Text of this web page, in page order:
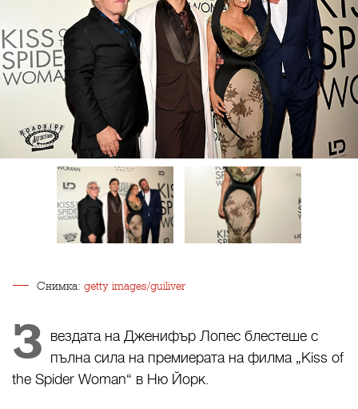
Снимка: getty images/guiliver
З вездата на Дженифър Лопес блестеше с
пълна сила на премиерата на филма „Kiss of
the Spider Woman“ в Ню Йорк.